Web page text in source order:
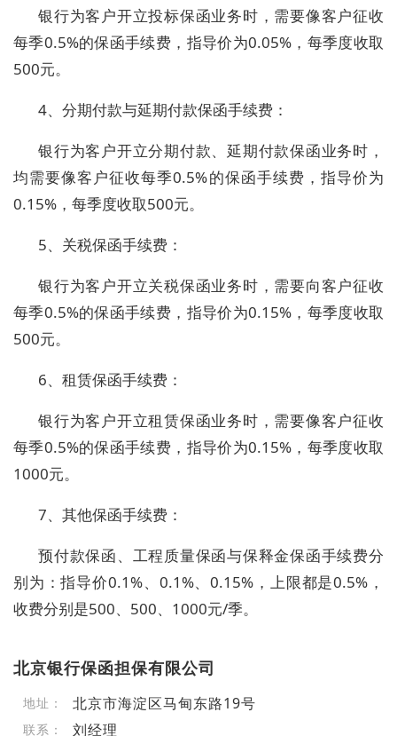
银行为客户开立投标保函业务时，需要像客户征收
每季0.5%的保函手续费，指导价为0.05%，每季度收取
500元。
4、分期付款与延期付款保函手续费：
银行为客户开立分期付款、延期付款保函业务时，
均需要像客户征收每季0.5%的保函手续费，指导价为
0.15%，每季度收取500元。
5、关税保函手续费：
银行为客户开立关税保函业务时，需要向客户征收
每季0.5%的保函手续费，指导价为0.15%，每季度收取
500元。
6、租赁保函手续费：
银行为客户开立租赁保函业务时，需要像客户征收
每季0.5%的保函手续费，指导价为0.15%，每季度收取
1000元。
7、其他保函手续费：
预付款保函、工程质量保函与保释金保函手续费分
别为：指导价0.1%、0.1%、0.15%，上限都是0.5%，
收费分别是500、500、1000元/季。
北京银行保函担保有限公司
地址： 北京市海淀区马甸东路19号
联系： 刘经理